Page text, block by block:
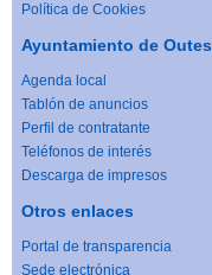
Política de Cookies
Ayuntamiento de Outes
Agenda local
Tablón de anuncios
Perfil de contratante
Teléfonos de interés
Descarga de impresos
Otros enlaces
Portal de transparencia
Sede electrónica